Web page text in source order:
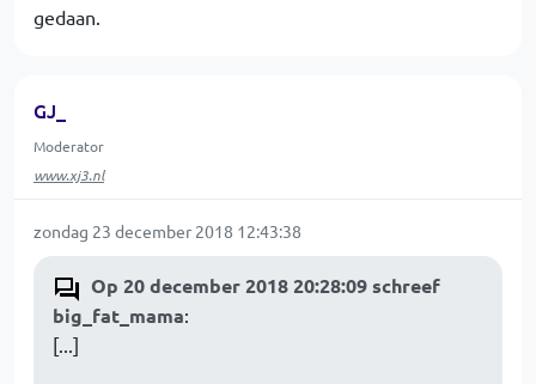
gedaan.
GJ_
Moderator
www.xj3.nl
zondag 23 december 2018 12:43:38
Op 20 december 2018 20:28:09 schreef
big_fat_mama:
[...]